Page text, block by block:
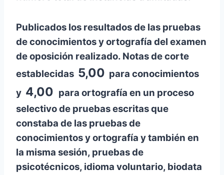
Publicados los resultados de las pruebas
de conocimientos y ortografía del examen
de oposición realizado. Notas de corte
establecidas 5,00 para conocimientos
y 4,00 para ortografía en un proceso
selectivo de pruebas escritas que
constaba de las pruebas de
conocimientos y ortografía y también en
la misma sesión, pruebas de
psicotécnicos, idioma voluntario, biodata